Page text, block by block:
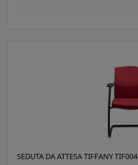
SEDUTA DA ATTESA TIFFANY TIF004